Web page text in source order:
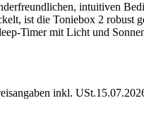
intuitiven
ist die Toniebox 2 robust
mit Licht und
inkl.